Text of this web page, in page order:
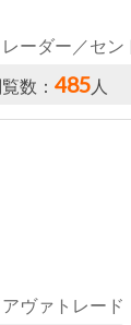
ーダー／セン
数：485人
ヴァトレード